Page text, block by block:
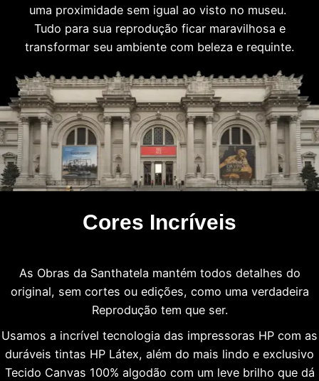
uma proximidade sem igual ao visto no museu.
Tudo para sua reprodução ficar maravilhosa e
transformar seu ambiente com beleza e requinte.
Cores Incríveis
As Obras da Santhatela mantém todos detalhes do
original, sem cortes ou edições, como uma verdadeira
Reprodução tem que ser.
Usamos a incrível tecnologia das impressoras HP com as
duráveis tintas HP Látex, além do mais lindo e exclusivo
Tecido Canvas 100% algodão com um leve brilho que dá